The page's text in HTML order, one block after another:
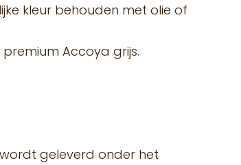
kleur behouden met olie of
Accoya grijs.
geleverd onder het